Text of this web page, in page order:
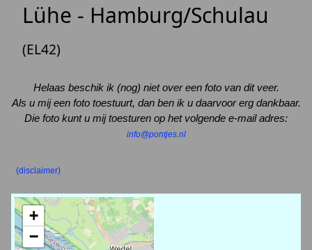
Lühe - Hamburg/Schulau
(EL42)
Helaas beschik ik (nog) niet over een foto van dit veer.
Als u mij een foto toestuurt, dan ben ik u daarvoor erg dankbaar.
Die foto kunt u mij toesturen op het volgende e-mail adres:
info@pontjes.nl
(disclaimer)
+
−